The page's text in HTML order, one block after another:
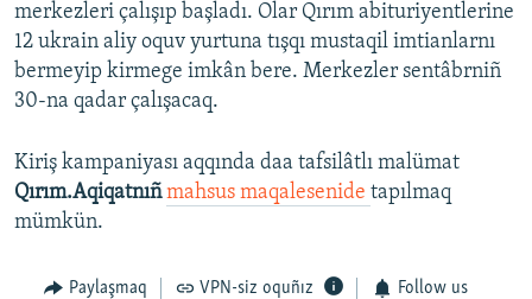
merkezleri çalışıp başladı. Olar Qırım abituriyentlerine
12 ukrain aliy oquv yurtuna tışqı mustaqil imtianlarnı
bermeyip kirmege imkân bere. Merkezler sentâbrniñ
30-na qadar çalışacaq.
Kiriş kampaniyası aqqında daa tafsilâtlı malümat
Qırım.Aqiqatnıñmahsus maqalesenide tapılmaq
mümkün.
Paylaşmaq VPN-siz oquñız Follow us